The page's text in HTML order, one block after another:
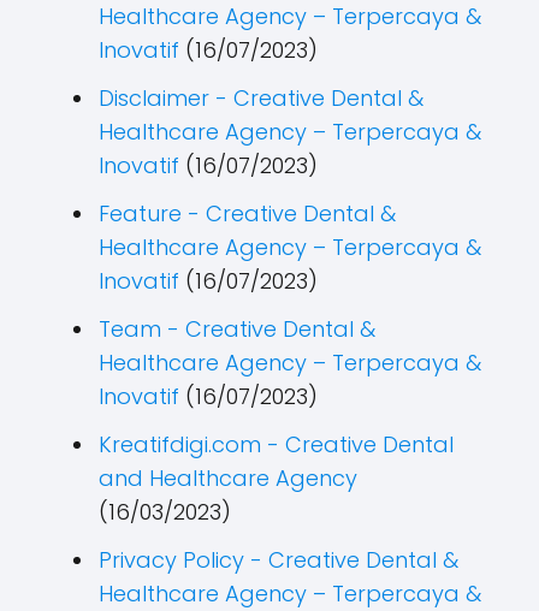
Healthcare Agency – Terpercaya &
Inovatif (16/07/2023)
Disclaimer - Creative Dental &
Healthcare Agency – Terpercaya &
Inovatif (16/07/2023)
Feature - Creative Dental &
Healthcare Agency – Terpercaya &
Inovatif (16/07/2023)
Team - Creative Dental &
Healthcare Agency – Terpercaya &
Inovatif (16/07/2023)
Kreatifdigi.com - Creative Dental
and Healthcare Agency
(16/03/2023)
Privacy Policy - Creative Dental &
Healthcare Agency – Terpercaya &